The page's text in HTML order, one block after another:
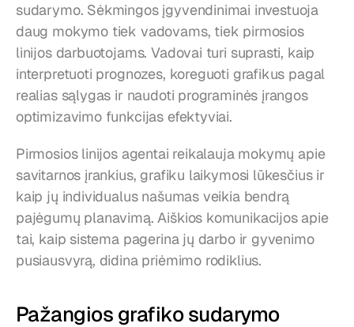
sudarymo. Sėkmingos įgyvendinimai investuoja
daug mokymo tiek vadovams, tiek pirmosios
linijos darbuotojams. Vadovai turi suprasti, kaip
interpretuoti prognozes, koreguoti grafikus pagal
realias sąlygas ir naudoti programinės įrangos
optimizavimo funkcijas efektyviai.
Pirmosios linijos agentai reikalauja mokymų apie
savitarnos įrankius, grafiku laikymosi lūkesčius ir
kaip jų individualus našumas veikia bendrą
pajėgumų planavimą. Aiškios komunikacijos apie
tai, kaip sistema pagerina jų darbo ir gyvenimo
pusiausvyrą, didina priėmimo rodiklius.
Pažangios grafiko sudarymo